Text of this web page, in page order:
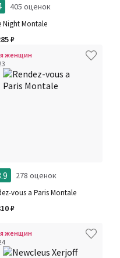
Сбросить все
405 оценок
Night Montale
₽
женщин
278 оценок
vous a Paris Montale
₽
женщин